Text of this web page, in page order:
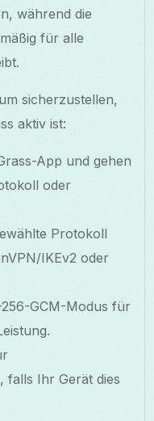
während die
für alle
sicherzustellen,
aktiv ist:
App und gehen
oder
Protokoll
IKEv2 oder
GCM-Modus für
falls Ihr Gerät dies